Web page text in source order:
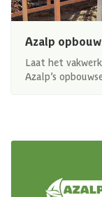
Azalp
Laat het
Azalp’s